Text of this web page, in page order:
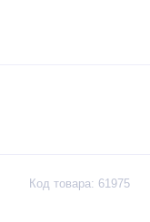
Код товара: 61975